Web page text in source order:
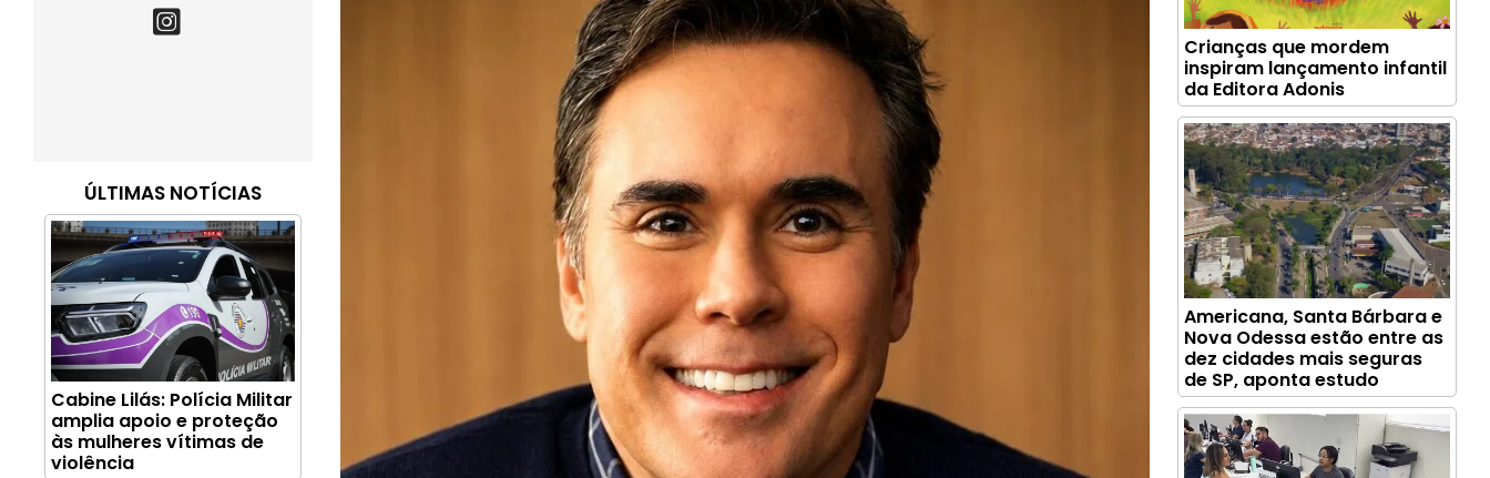
ÚLTIMAS NOTÍCIAS
Cabine Lilás: Polícia Militar
amplia apoio e proteção
às mulheres vítimas de
violência
Crianças que mordem
inspiram lançamento infantil
da Editora Adonis
Americana, Santa Bárbara e
Nova Odessa estão entre as
dez cidades mais seguras
de SP, aponta estudo